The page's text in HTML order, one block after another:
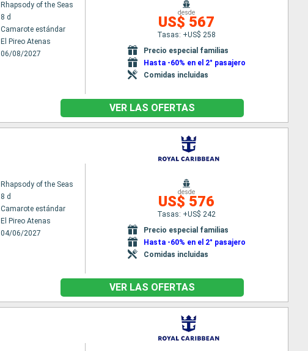
Rhapsody of the Seas
8 d
Camarote estándar
El Pireo Atenas
06/08/2027
desde
US$ 567
Tasas: +US$ 258
Precio especial familias
Hasta -60% en el 2° pasajero
Comidas incluidas
VER LAS OFERTAS
Rhapsody of the Seas
8 d
Camarote estándar
El Pireo Atenas
04/06/2027
desde
US$ 576
Tasas: +US$ 242
Precio especial familias
Hasta -60% en el 2° pasajero
Comidas incluidas
VER LAS OFERTAS